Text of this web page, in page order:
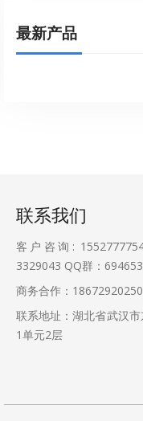
最新产品
联系我们
客户咨询:
3329043 QQ群：
商务合作：18672920250
联系地址：湖北省武汉
1单元2层